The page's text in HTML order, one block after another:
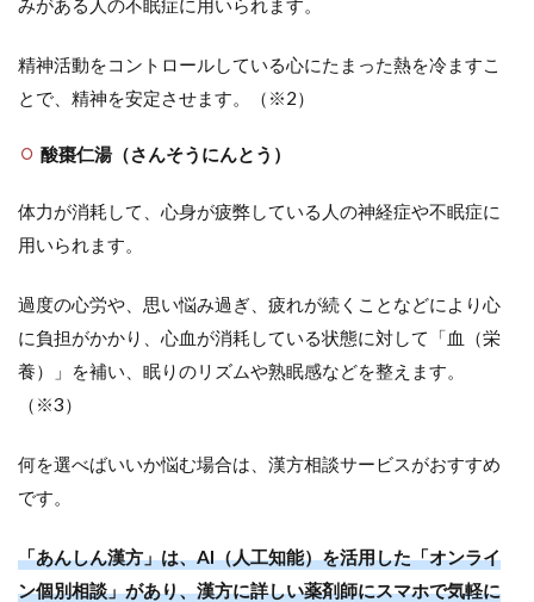
みがある人の不眠症に用いられます。
精神活動をコントロールしている心にたまった熱を冷ますこ
とで、精神を安定させます。（※2）
酸棗仁湯（さんそうにんとう）
体力が消耗して、心身が疲弊している人の神経症や不眠症に
用いられます。
過度の心労や、思い悩み過ぎ、疲れが続くことなどにより心
に負担がかかり、心血が消耗している状態に対して「血（栄
養）」を補い、眠りのリズムや熟眠感などを整えます。
（※3）
何を選べばいいか悩む場合は、漢方相談サービスがおすすめ
です。
「あんしん漢方」は、AI（人工知能）を活用した「オンライ
ン個別相談」があり、漢方に詳しい薬剤師にスマホで気軽に